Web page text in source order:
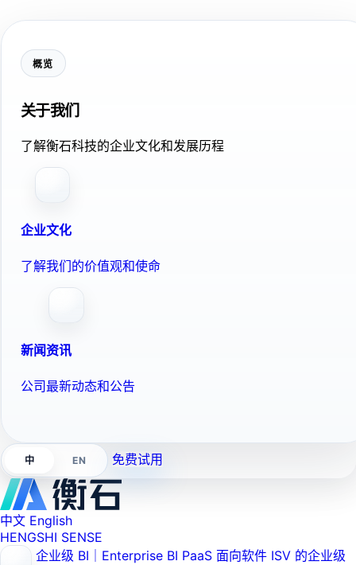
概览
关于我们
了解衡石科技的企业文化和发展历程
企业文化
了解我们的价值观和使命
新闻资讯
公司最新动态和公告
中 EN 免费试用
中文 English
HENGSHI SENSE
企业级 BI｜Enterprise BI PaaS 面向软件 ISV 的企业级